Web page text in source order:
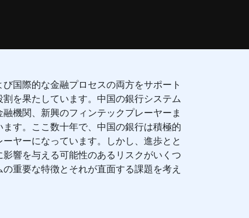
国際的な金融プロセスの両方をサポート
を果たしています。中国の銀行システム
機関、新興のフィンテックプレーヤーま
す。ここ数十年で、中国の銀行は積極的
ヤーになっています。しかし、進歩とと
響を与える可能性のあるリスクがいくつ
重要な特徴とそれが直面する課題を考え